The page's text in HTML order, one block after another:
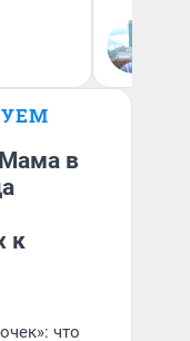
в
к
что